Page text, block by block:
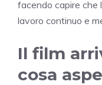
facendo capire che
lavoro continuo e
Il film
cosa